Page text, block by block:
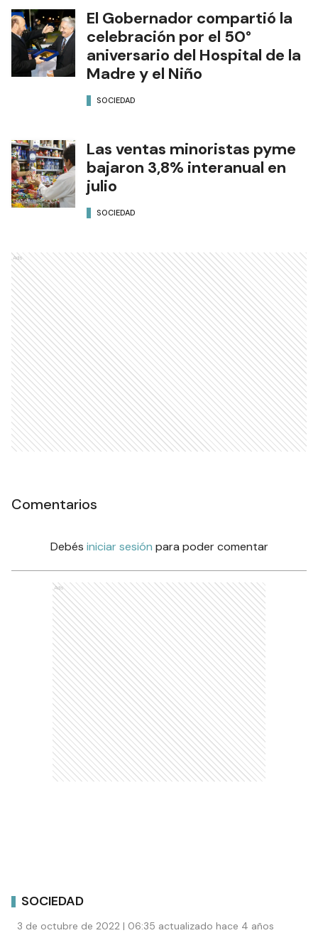
El Gobernador compartió la
celebración por el 50°
aniversario del Hospital de la
Madre y el Niño
SOCIEDAD
Las ventas minoristas pyme
bajaron 3,8% interanual en
julio
SOCIEDAD
Ads
Comentarios
Debés iniciar sesión para poder comentar
Ads
SOCIEDAD
3 de octubre de 2022 | 06:35 actualizado hace 4 años